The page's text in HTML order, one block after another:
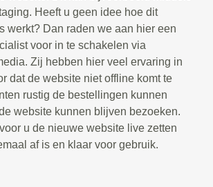
Heeft u geen idee hoe dit
werkt? Dan raden we aan hier een
voor in te schakelen via
Zij hebben hier veel ervaring in
dat de website niet offline komt te
rustig de bestellingen kunnen
website kunnen blijven bezoeken.
u de nieuwe website live zetten
af is en klaar voor gebruik.